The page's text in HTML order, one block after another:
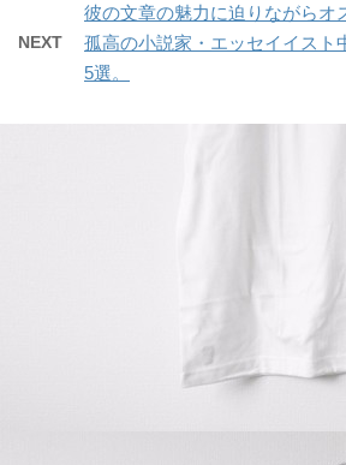
彼の文章の魅力に迫りながらオ
NEXT
孤高の小説家・エッセイイスト
5選。